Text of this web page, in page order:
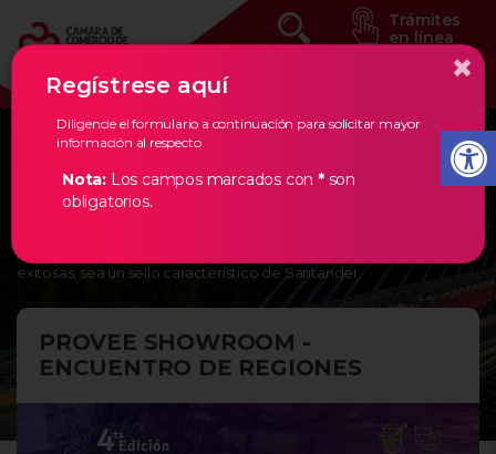
Trámites
en línea
Eventos Estratégicos
En la Cámara de Comercio de Bucaramanga, creemos en los
herramientas necesarias para que la creación de empresas
exitosas, sea un sello característico de Santander.
PROVEE SHOWROOM -
ENCUENTRO DE REGIONES
×
Regístrese aquí
Diligencie el formulario a continuación para solicitar mayor
información al respecto
Nota: Los campos marcados con *son
obligatorios.